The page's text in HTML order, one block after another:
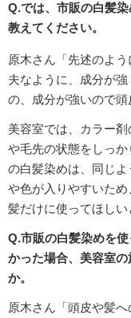
Q.では、市販の白髪
教えてください。
原木さん「先述のよ
夫なように、成分が
の、成分が強いので頭
美容室では、カラー
や毛先の状態をしっ
の白髪染めは、同じ
や色が入りやすいた
髪だけに使ってほしい
Q.市販の白髪染めを
かった場合、美容室
か。
原木さん「頭皮や髪